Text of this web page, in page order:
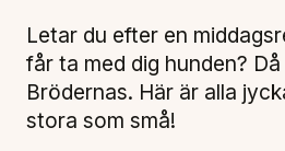
Letar du efter en
får ta med dig hunden?
Brödernas. Här är alla
stora som små!